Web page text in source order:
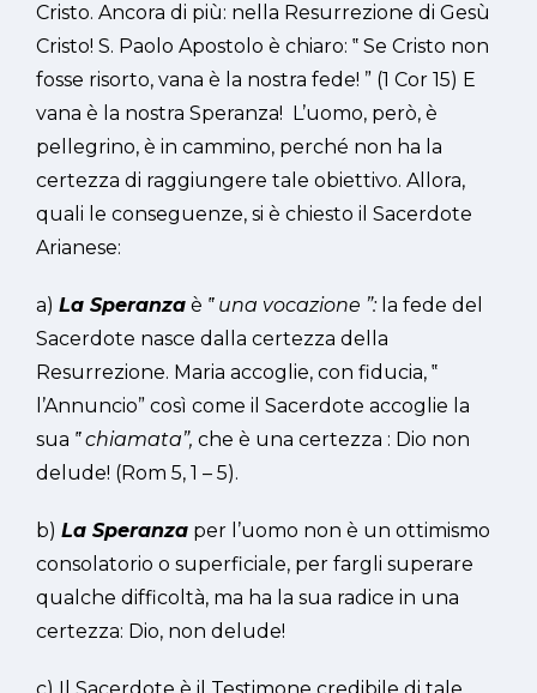
Cristo. Ancora di più: nella Resurrezione di Gesù
Cristo! S. Paolo Apostolo è chiaro: ‟ Se Cristo non
fosse risorto, vana è la nostra fede! ” (1 Cor 15) E
vana è la nostra Speranza! L’uomo, però, è
pellegrino, è in cammino, perché non ha la
certezza di raggiungere tale obiettivo. Allora,
quali le conseguenze, si è chiesto il Sacerdote
Arianese:
a) La Speranzaè ‟una vocazione ”: la fede del
Sacerdote nasce dalla certezza della
Resurrezione. Maria accoglie, con fiducia, ‟
l’Annuncio” così come il Sacerdote accoglie la
sua ‟ chiamata”, che è una certezza : Dio non
delude! (Rom 5, 1 – 5).
b) La Speranzaper l’uomo non è un ottimismo
consolatorio o superficiale, per fargli superare
qualche difficoltà, ma ha la sua radice in una
certezza: Dio, non delude!